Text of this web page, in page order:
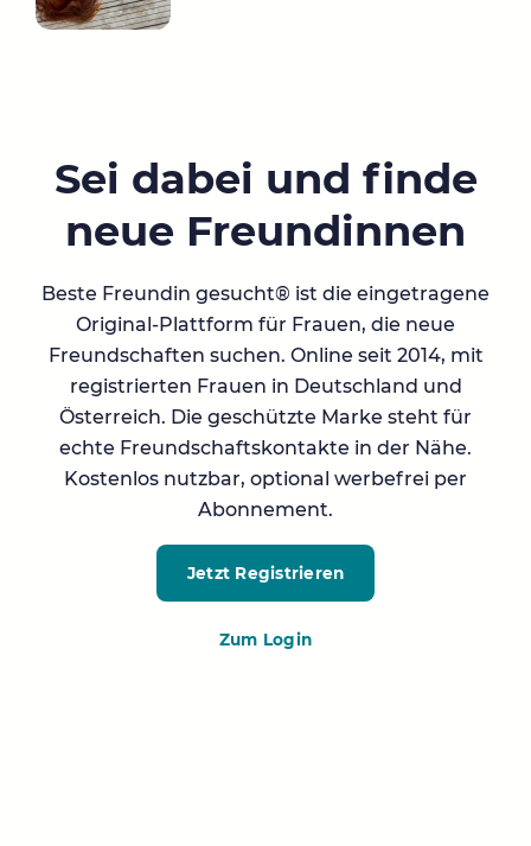
Sei dabei und finde
neue Freundinnen
Beste Freundin gesucht® ist die eingetragene
Original-Plattform für Frauen, die neue
Freundschaften suchen. Online seit 2014, mit
registrierten Frauen in Deutschland und
Österreich. Die geschützte Marke steht für
echte Freundschaftskontakte in der Nähe.
Kostenlos nutzbar, optional werbefrei per
Abonnement.
Jetzt Registrieren
Zum Login